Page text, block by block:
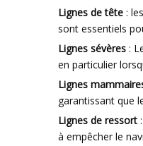
Lignes de tête :
sont essentiels
Lignes sévères :
en particulier
Lignes
garantissant que
Lignes de ressort
à empêcher le